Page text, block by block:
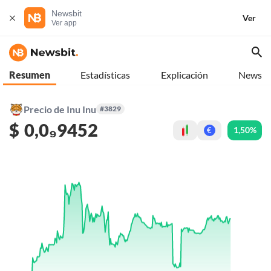
Newsbit
Ver app
Ver
Resumen Estadísticas Explicación News
Precio de Inu Inu #3829
$ 0,0₉9452 € 1,50%